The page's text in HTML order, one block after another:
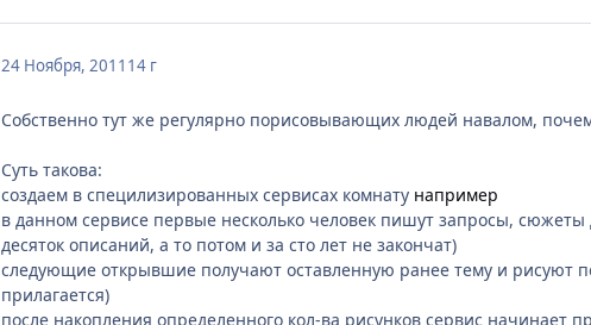
24 Ноября, 2011 14 г
Собственно тут же регулярно порисовывающих людей навалом,
Суть такова:
создаем в специлизированных сервисах комнату например
в данном сервисе первые несколько человек пишут запросы,
десяток описаний, а то потом и за сто лет не закончат)
следующие открывшие получают оставленную ранее тему и рисуют
прилагается)
после накопления определенного кол-ва рисунков сервис начинает